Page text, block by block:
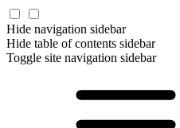
Hide navigation sidebar
Hide table of contents sidebar
Toggle site navigation sidebar